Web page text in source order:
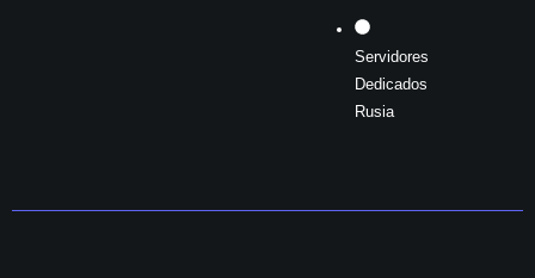
Servidores
Dedicados
Rusia